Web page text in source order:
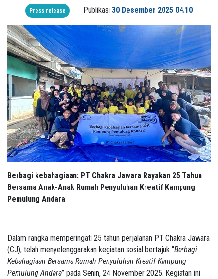
Press release Publikasi 30 Desember 2025 04.10
Berbagi kebahagiaan: PT Chakra Jawara Rayakan 25 Tahun
Bersama Anak-Anak Rumah Penyuluhan Kreatif Kampung
Pemulung Andara
Dalam rangka memperingati 25 tahun perjalanan PT Chakra Jawara
(CJ), telah menyelenggarakan kegiatan sosial bertajuk “Berbagi
Kebahagiaan Bersama Rumah Penyuluhan Kreatif Kampung
Pemulung Andara” pada Senin, 24 November 2025. Kegiatan ini